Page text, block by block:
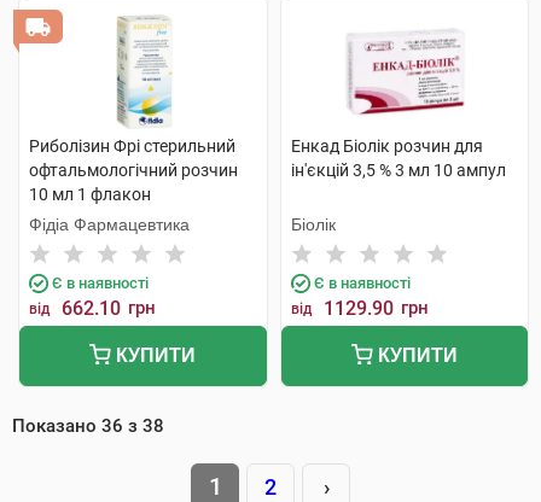
Риболізин Фрі стерильний
офтальмологічний розчин
10 мл 1 флакон
Фідіа Фармацевтика
Є в наявності
від 662.10 грн
КУПИТИ
Енкад Біолік розчин для
ін'єкцій 3,5 % 3 мл 10 ампул
Біолік
Є в наявності
від 1129.90 грн
КУПИТИ
Показано 36 з 38
1 2 ›